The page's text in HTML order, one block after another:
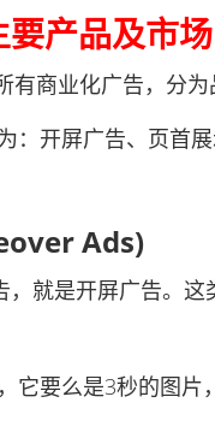
产品及市场
商业化广告，分为
开屏广告、页首展
Ads)
是开屏广告。这类
要么是3秒的图片